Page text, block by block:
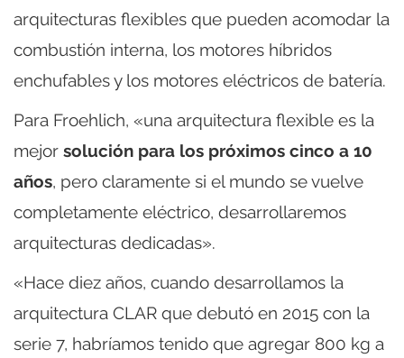
arquitecturas flexibles que pueden acomodar la
combustión interna, los motores híbridos
enchufables y los motores eléctricos de batería.
Para Froehlich, «una arquitectura flexible es la
mejor solución para los próximos cinco a 10
años, pero claramente si el mundo se vuelve
completamente eléctrico, desarrollaremos
arquitecturas dedicadas».
«Hace diez años, cuando desarrollamos la
arquitectura CLAR que debutó en 2015 con la
serie 7, habríamos tenido que agregar 800 kg a